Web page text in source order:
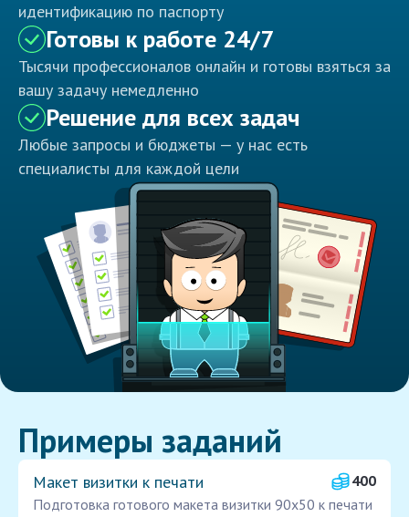
идентификацию по паспорту
Готовы к работе 24/7
Тысячи профессионалов онлайн и готовы взяться за
вашу задачу немедленно
Решение для всех задач
Любые запросы и бюджеты — у нас есть
специалисты для каждой цели
Примеры заданий
Макет визитки к печати
400
Подготовка готового макета визитки 90х50 к печати